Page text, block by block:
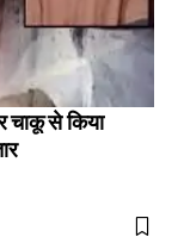
चाकू से किया